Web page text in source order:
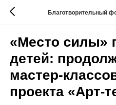
Благотворительный
«Место силы»
детей:
мастер-
проекта «Арт-